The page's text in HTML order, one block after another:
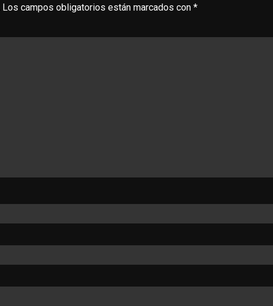
Los campos obligatorios están marcados con *